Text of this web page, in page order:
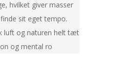
hvilket giver masser
sit eget tempo.
luft og naturen helt tæt
og mental ro